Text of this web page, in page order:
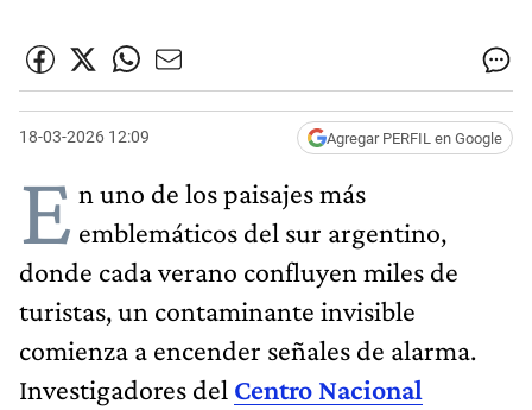
18-03-2026 12:09 Agregar PERFIL en Google
E n uno de los paisajes más
emblemáticos del sur argentino,
donde cada verano confluyen miles de
turistas, un contaminante invisible
comienza a encender señales de alarma.
Investigadores del Centro Nacional